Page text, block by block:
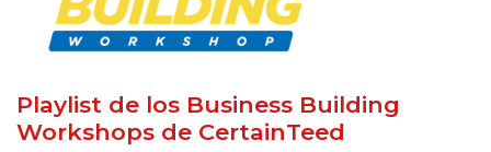
Playlist de los Business Building
Workshops de CertainTeed